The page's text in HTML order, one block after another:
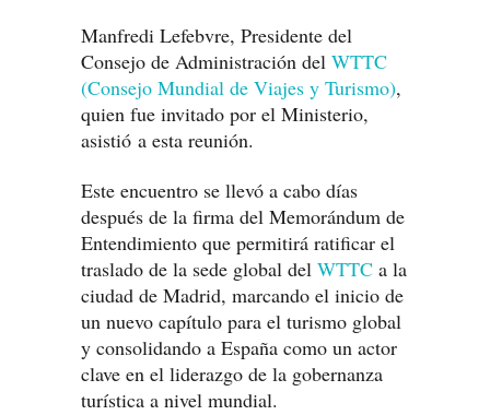
Manfredi Lefebvre, Presidente del
Consejo de Administración del WTTC
(Consejo Mundial de Viajes y Turismo),
quien fue invitado por el Ministerio,
asistió a esta reunión.
Este encuentro se llevó a cabo días
después de la firma del Memorándum de
Entendimiento que permitirá ratificar el
traslado de la sede global del WTTC a la
ciudad de Madrid, marcando el inicio de
un nuevo capítulo para el turismo global
y consolidando a España como un actor
clave en el liderazgo de la gobernanza
turística a nivel mundial.